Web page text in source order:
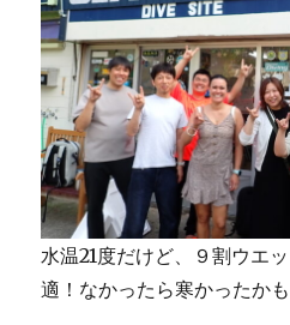
水温21度だけど、９割ウエ
適！なかったら寒かったか